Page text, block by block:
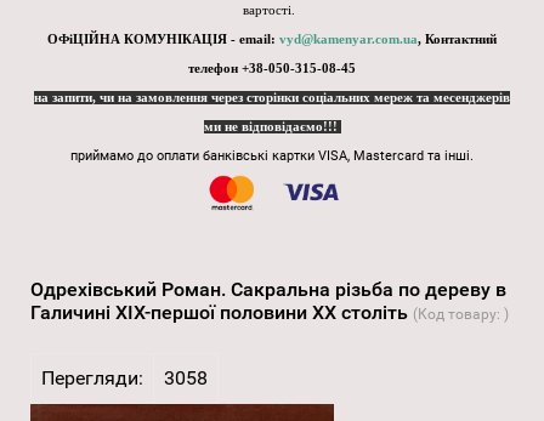
вартості.
ОФіЦІЙНА КОМУНІКАЦІЯ - email: vyd@kamenyar.com.ua, Контактний
телефон +38-050-315-08-45
на запити, чи на замовлення через сторінки соціальних мереж та месенджерів
ми не відповідаємо!!!
приймамо до оплати банківські картки VISA, Mastercard та інші.
Одрехівський Роман. Сакральна різьба по дереву в
Галичині ХІХ-першої половини XX століть (Код товару: )
Перегляди: 3058